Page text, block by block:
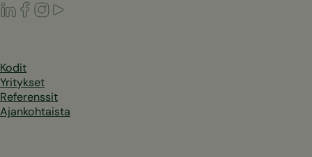
LinkedIn
Facebook
Instagram
Kodit
Yritykset
Referenssit
Ajankohtaista